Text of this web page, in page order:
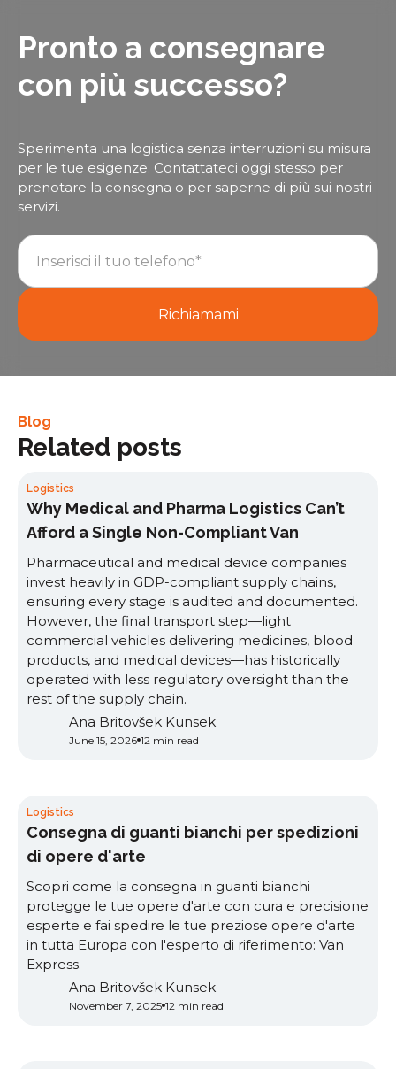
Pronto a consegnare
con più successo?
Sperimenta una logistica senza interruzioni su misura
per le tue esigenze. Contattateci oggi stesso per
prenotare la consegna o per saperne di più sui nostri
servizi.
Blog
Related posts
Logistics
Why Medical and Pharma Logistics Can’t
Afford a Single Non-Compliant Van
Pharmaceutical and medical device companies
invest heavily in GDP-compliant supply chains,
ensuring every stage is audited and documented.
However, the final transport step—light
commercial vehicles delivering medicines, blood
products, and medical devices—has historically
operated with less regulatory oversight than the
rest of the supply chain.
Ana Britovšek Kunsek
June 15, 2026 12 min read
Logistics
Consegna di guanti bianchi per spedizioni
di opere d'arte
Scopri come la consegna in guanti bianchi
protegge le tue opere d'arte con cura e precisione
esperte e fai spedire le tue preziose opere d'arte
in tutta Europa con l'esperto di riferimento: Van
Express.
Ana Britovšek Kunsek
November 7, 2025 12 min read